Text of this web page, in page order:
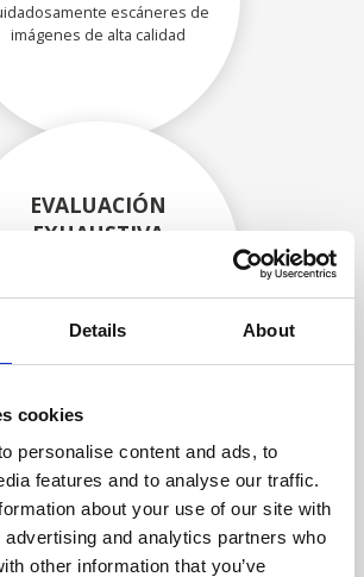
Details About
cookies
personalise content and ads, to
features and to analyse our traffic.
about your use of our site with
and analytics partners who
other information that you’ve
escáneres de
imágenes de alta calidad
EVALUACIÓN
EXHAUSTIVA
cada escáner
y sus componentes.
RECUPERÁNDOSE
CON CUIDADO
Las piezas utilizables se
meticulosamente en
entorno seguro de ESD, lo